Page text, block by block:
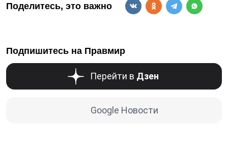
Поделитесь, это важно
Подпишитесь на Правмир
Перейти в Дзен
Google Новости